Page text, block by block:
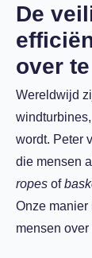
De
over
Wereldwijd
wordt. Peter
die mensen
ropes of
Onze manier
mensen over